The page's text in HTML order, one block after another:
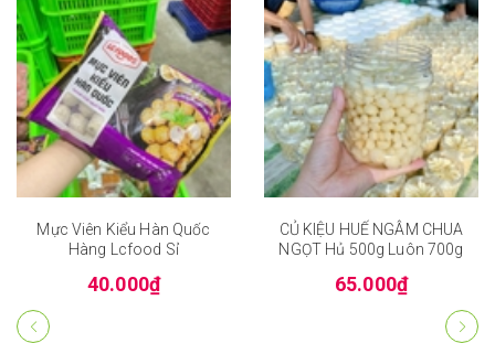
Mực Viên Kiểu Hàn Quốc
Hàng Lcfood Sỉ
40.000₫
CỦ KIỆU HUẾ NGÂM CHUA
NGỌT Hủ 500g Luôn 700g
65.000₫